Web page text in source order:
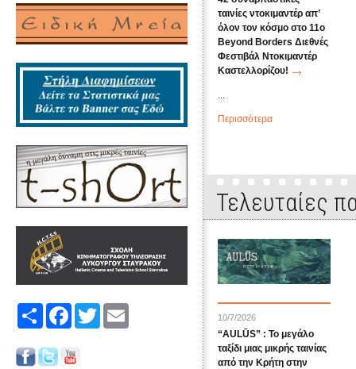
Share FacebookTwitter
ταινίες ντοκιμαντέρ απ’
όλον τον κόσμο στο 11ο
Beyond Borders Διεθνές
Φεστιβάλ Ντοκιμαντέρ
Καστελλορίζου!
...
Περισσότερα
Τελευταίες
10/7/2026
“AULŪS” : Το μεγάλο
ταξίδι μιας μικρής ταινίας
από την Κρήτη στην